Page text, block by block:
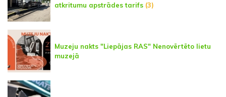
atkritumu apstrādes tarifs (3)
Muzeju nakts "Liepājas RAS" Nenovērtēto lietu
muzejā